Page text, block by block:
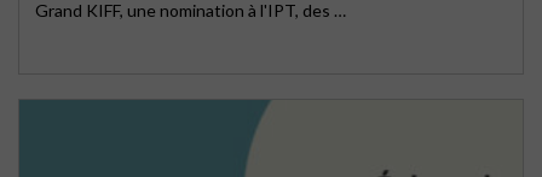
Grand KIFF, une nomination à l'IPT, des …